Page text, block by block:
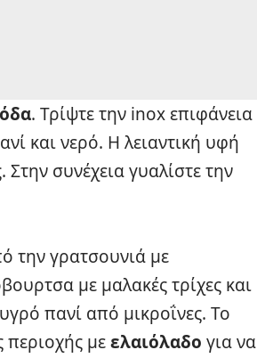
. Τρίψτε την inox επιφάνεια
και νερό. Η λειαντική υφή
Στην συνέχεια γυαλίστε την
την γρατσουνιά με
με μαλακές τρίχες και
πανί από μικροΐνες. Το
περιοχής μεελαιόλαδο για να